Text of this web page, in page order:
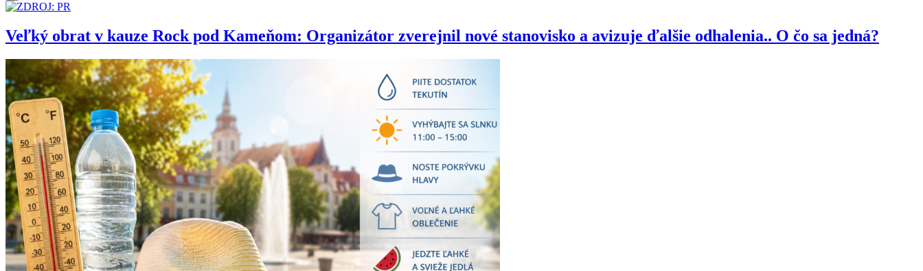
Veľký obrat v kauze Rock pod Kameňom: Organizátor zverejnil nové stanovisko a avizuje ďalšie odhalenia.. O čo sa jedná?